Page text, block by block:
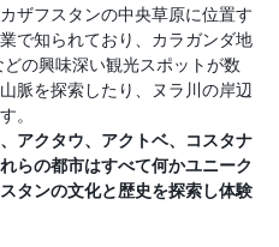
ザフスタンの中央草原に位置す
で知られており、カラガンダ地
の興味深い観光スポットが数
脈を探索したり、ヌラ川の岸辺
。
アクタウ、アクトベ、コスタナ
らの都市はすべて何かユニーク
タンの文化と歴史を探索し体験